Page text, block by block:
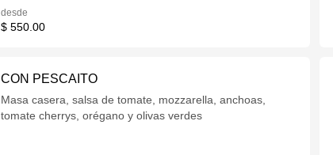
desde
$ 550.00
CON PESCAITO
Masa casera, salsa de tomate, mozzarella, anchoas,
tomate cherrys, orégano y olivas verdes